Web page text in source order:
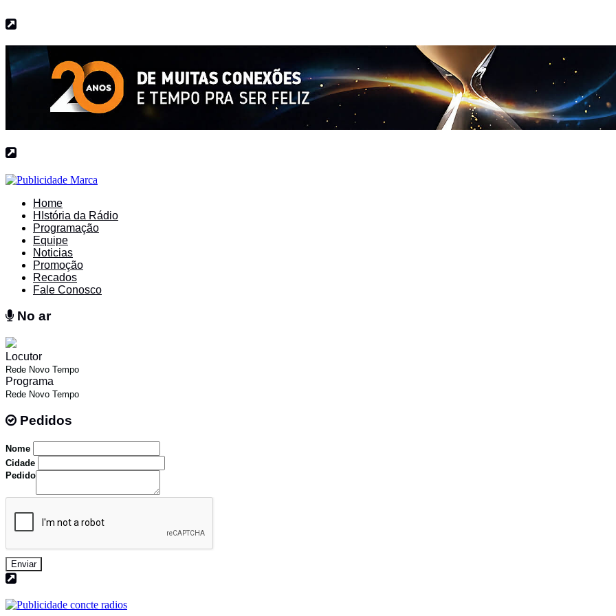
Home
HIstória da Rádio
Programação
Equipe
Noticias
Promoção
Recados
Fale Conosco
No ar
Locutor
Rede Novo Tempo
Programa
Rede Novo Tempo
Pedidos
Nome
Cidade
Pedido
Enviar